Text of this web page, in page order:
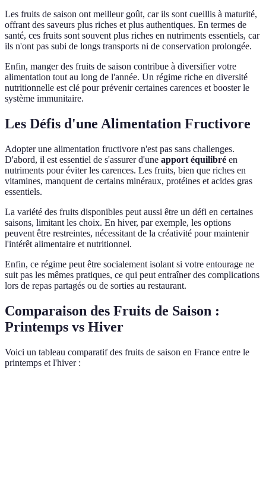
Les fruits de saison ont meilleur goût, car ils sont cueillis à maturité,
offrant des saveurs plus riches et plus authentiques. En termes de
santé, ces fruits sont souvent plus riches en nutriments essentiels, car
ils n'ont pas subi de longs transports ni de conservation prolongée.
Enfin, manger des fruits de saison contribue à diversifier votre
alimentation tout au long de l'année. Un régime riche en diversité
nutritionnelle est clé pour prévenir certaines carences et booster le
système immunitaire.
Les Défis d'une Alimentation Fructivore
Adopter une alimentation fructivore n'est pas sans challenges.
D'abord, il est essentiel de s'assurer d'une apport équilibré en
nutriments pour éviter les carences. Les fruits, bien que riches en
vitamines, manquent de certains minéraux, protéines et acides gras
essentiels.
La variété des fruits disponibles peut aussi être un défi en certaines
saisons, limitant les choix. En hiver, par exemple, les options
peuvent être restreintes, nécessitant de la créativité pour maintenir
l'intérêt alimentaire et nutritionnel.
Enfin, ce régime peut être socialement isolant si votre entourage ne
suit pas les mêmes pratiques, ce qui peut entraîner des complications
lors de repas partagés ou de sorties au restaurant.
Comparaison des Fruits de Saison :
Printemps vs Hiver
Voici un tableau comparatif des fruits de saison en France entre le
printemps et l'hiver :